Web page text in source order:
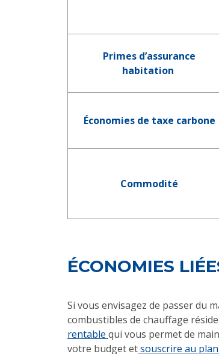
Primes d’assurance
habitation
Économies de taxe carbone
Commodité
ÉCONOMIES
Si vous envisagez de passer du
combustibles de chauffage
rentable qui vous permet de
votre budget etsouscrire au